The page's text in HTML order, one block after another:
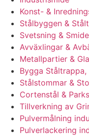
Konst- &
Stålbyggen &
Svetsning & Smide
Avväxlingar &
Metallpartier &
Bygga Ståltrappa,
Stålstommar &
Cortenstål &
Tillverkning av
Pulvermålning
Pulverlackering